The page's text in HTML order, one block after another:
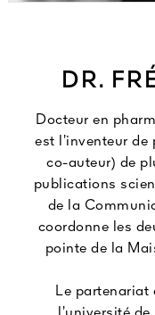
DR.
Docteur en
est l’inventeur
co-auteur) de
publications
de la
coordonne les
pointe de la
Le partenariat